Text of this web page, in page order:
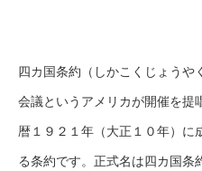
四カ国条約（しかこくじょうや
会議というアメリカが開催を提
暦１９２１年（大正１０年）に
る条約です。正式名は四カ国条